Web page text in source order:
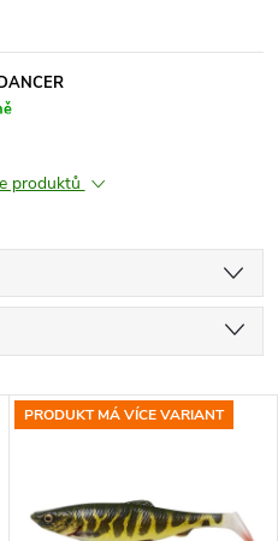
produktů
PRODUKT MÁ VÍCE VARIANT